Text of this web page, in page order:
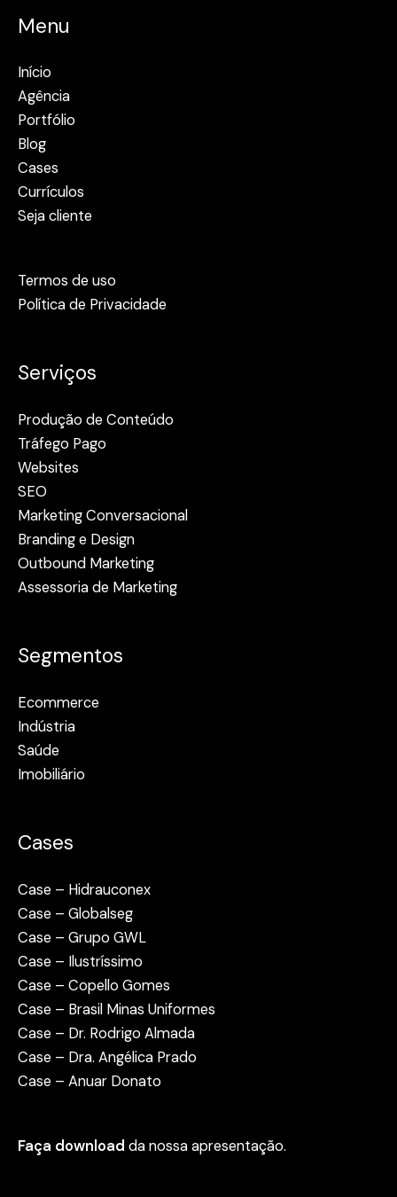
Menu
Início
Agência
Portfólio
Blog
Cases
Currículos
Seja cliente
Termos de uso
Política de Privacidade
Serviços
Produção de Conteúdo
Tráfego Pago
Websites
SEO
Marketing Conversacional
Branding e Design
Outbound Marketing
Assessoria de Marketing
Segmentos
Ecommerce
Indústria
Saúde
Imobiliário
Cases
Case – Hidrauconex
Case – Globalseg
Case – Grupo GWL
Case – Ilustríssimo
Case – Copello Gomes
Case – Brasil Minas Uniformes
Case – Dr. Rodrigo Almada
Case – Dra. Angélica Prado
Case – Anuar Donato
Faça download da nossa apresentação.